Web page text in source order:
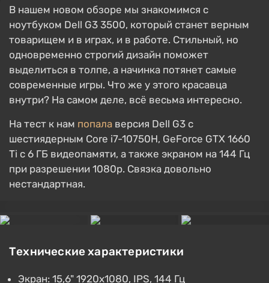
В нашем новом обзоре мы знакомимся с
ноутбуком Dell G3 3500, который станет верным
товарищем и в играх, и в работе. Стильный, но
одновременно строгий дизайн поможет
выделиться в толпе, а начинка потянет самые
современные игры. Что же у этого красавца
внутри? На самом деле, всё весьма интересно.
На тест к нам попала версия Dell G3 с
шестиядерным Core i7-10750H, GeForce GTX 1660
Ti с 6 ГБ видеопамяти, а также экраном на 144 Гц
при разрешении 1080p. Связка довольно
нестандартная.
Технические характеристики
Экран: 15,6" 1920x1080, IPS, 144 Гц